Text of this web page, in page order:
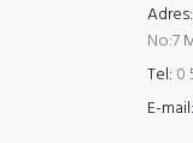
Adres:
No:7
Tel: 0
E-mail: